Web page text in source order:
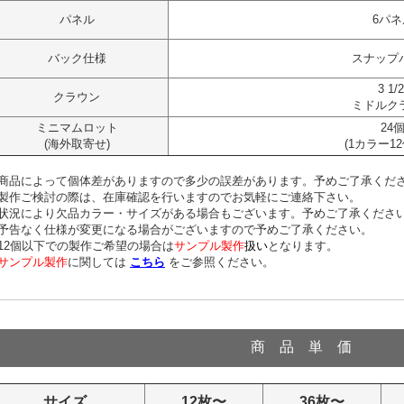
パネル 6パ
バック仕様 スナップ
クラウン
3 1/
ミドルク
ミニマムロット
(海外取寄せ)
24個
(1カラー
品によって個体差がありますので多少の誤差があります。予めご了承くだ
作ご検討の際は、在庫確認を行いますのでお気軽にご連絡下さい。
により欠品カラー・サイズがある場合もございます。予めご了承くださ
告なく仕様が変更になる場合がございますので予めご了承ください。
個以下での製作ご希望の場合はサンプル製作扱いとなります。
ンプル製作に関しては こちら をご参照ください。
商 品 単 価